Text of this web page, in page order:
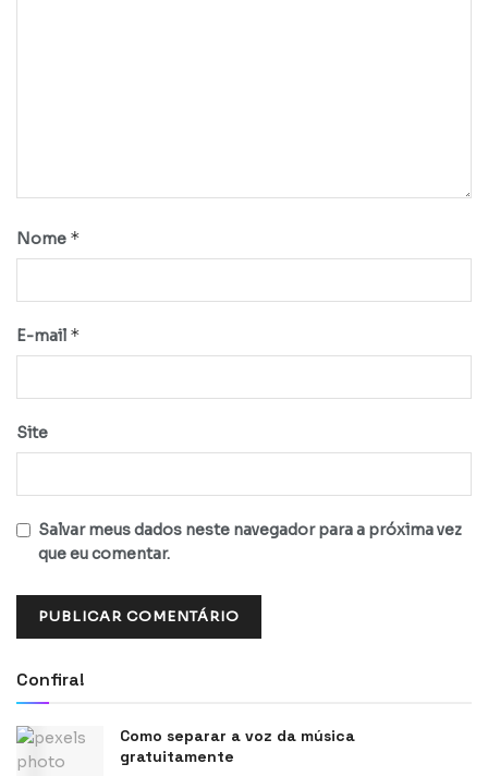
Nome *
E-mail *
Site
Salvar meus dados neste navegador para a próxima vez
que eu comentar.
Confira!
Como separar a voz da música
gratuitamente